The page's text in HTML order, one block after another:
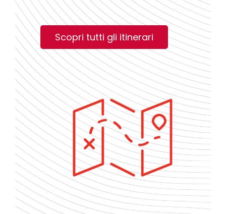
Scopri tutti gli itinerari